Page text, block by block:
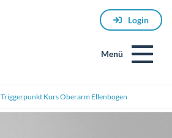
Login
Menü
Triggerpunkt Kurs Oberarm Ellenbogen